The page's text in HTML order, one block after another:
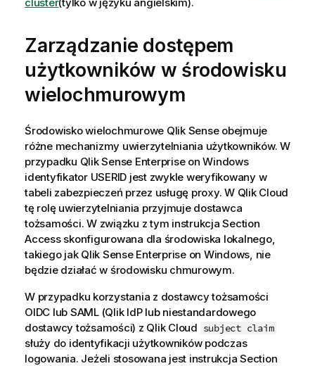
Zarządzanie dostępem
użytkowników w środowisku
wielochmurowym
Środowisko wielochmurowe Qlik Senseobejmuje
różne mechanizmy uwierzytelniania użytkowników. W
przypadku Qlik Sense Enterprise on Windows
identyfikator USERID jest zwykle weryfikowany w
tabeli zabezpieczeń przez usługę proxy. W Qlik Cloud
tę rolę uwierzytelniania przyjmuje dostawca
tożsamości. W związku z tym instrukcja Section
Access skonfigurowana dla środowiska lokalnego,
takiego jak Qlik Sense Enterprise on Windows , nie
będzie działać w środowisku chmurowym.
W przypadku korzystania z dostawcy tożsamości
OIDC lub SAML (Qlik IdP lub niestandardowego
dostawcy tożsamości) z Qlik Cloud subject claim
służy do identyfikacji użytkowników podczas
logowania. Jeżeli stosowana jest instrukcja Section